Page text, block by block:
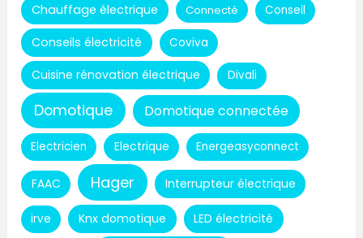
Chauffage électrique Connecté Conseil
Conseils électricité Coviva
Cuisine rénovation électrique Divali
Domotique Domotique connectée
Electricien Electrique Energeasyconnect
FAAC Hager Interrupteur électrique
irve Knx domotique LED électricité